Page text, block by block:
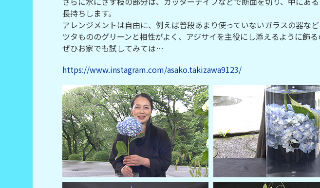
長持ちします。
アレンジメントは自由に、例えば普段あまり使っていないガラスの器など
ツタもののグリーンと相性がよく、アジサイを主役にし添えるように飾る
ぜひお家でも試してみては…
https://www.instagram.com/asako.takizawa9123/